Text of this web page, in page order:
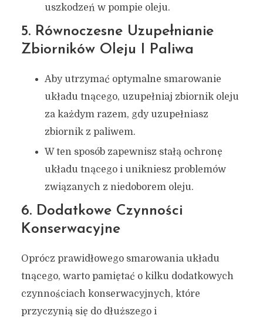
uszkodzeń w pompie oleju.
5. Równoczesne Uzupełnianie
Zbiorników Oleju I Paliwa
Aby utrzymać optymalne smarowanie
układu tnącego, uzupełniaj zbiornik oleju
za każdym razem, gdy uzupełniasz
zbiornik z paliwem.
W ten sposób zapewnisz stałą ochronę
układu tnącego i unikniesz problemów
związanych z niedoborem oleju.
6. Dodatkowe Czynności
Konserwacyjne
Oprócz prawidłowego smarowania układu
tnącego, warto pamiętać o kilku dodatkowych
czynnościach konserwacyjnych, które
przyczynią się do dłuższego i